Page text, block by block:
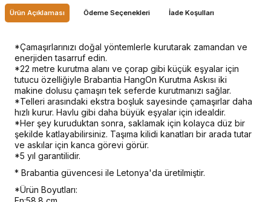
Ürün Açıklaması Ödeme Seçenekleri İade Koşulları
*Çamaşırlarınızı doğal yöntemlerle kurutarak zamandan ve
enerjiden tasarruf edin.
*22 metre kurutma alanı ve çorap gibi küçük eşyalar için
tutucu özelliğiyle Brabantia HangOn Kurutma Askısı iki
makine dolusu çamaşırı tek seferde kurutmanızı sağlar.
*Telleri arasındaki ekstra boşluk sayesinde çamaşırlar daha
hızlı kurur. Havlu gibi daha büyük eşyalar için idealdir.
*Her şey kuruduktan sonra, saklamak için kolayca düz bir
şekilde katlayabilirsiniz. Taşıma kilidi kanatları bir arada tutar
ve askılar için kanca görevi görür.
*5 yıl garantilidir.
* Brabantia güvencesi ile Letonya'da üretilmiştir.
*Ürün Boyutları: